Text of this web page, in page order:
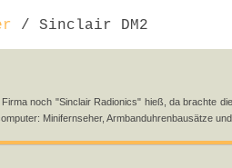
/ Sinclair DM2
noch "Sinclair Radionics" hieß, da brachte
Minifernseher, Armbanduhrenbausätze